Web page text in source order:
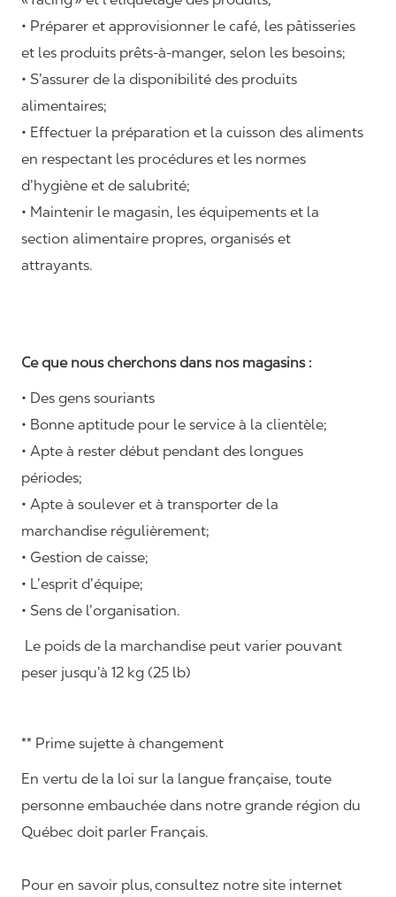
• Préparer et approvisionner le café, les pâtisseries
et les produits prêts-à-manger, selon les besoins;
• S’assurer de la disponibilité des produits
alimentaires;
• Effectuer la préparation et la cuisson des aliments
en respectant les procédures et les normes
d’hygiène et de salubrité;
• Maintenir le magasin, les équipements et la
section alimentaire propres, organisés et
attrayants.
Ce que nous cherchons dans nos magasins :
• Des gens souriants
• Bonne aptitude pour le service à la clientèle;
• Apte à rester début pendant des longues
périodes;
• Apte à soulever et à transporter de la
marchandise régulièrement;
• Gestion de caisse;
• L’esprit d’équipe;
• Sens de l’organisation.
Le poids de la marchandise peut varier pouvant
peser jusqu’à 12 kg (25 lb)
** Prime sujette à changement
En vertu de la loi sur la langue française, toute
personne embauchée dans notre grande région du
Québec doit parler Français.
Pour en savoir plus, consultez notre site internet